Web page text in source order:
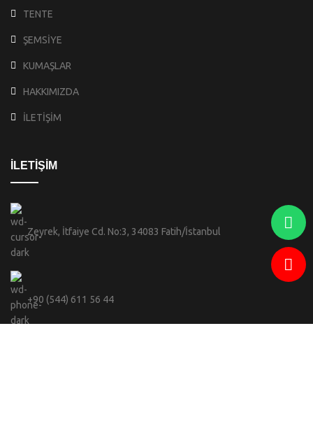
TENTE
ŞEMSİYE
KUMAŞLAR
HAKKIMIZDA
İLETİŞİM
İLETİŞİM
Zeyrek, İtfaiye Cd. No:3, 34083 Fatih/İstanbul
+90 (544) 611 56 44